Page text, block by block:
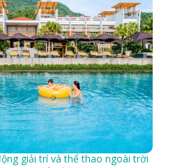
giải trí và thể thao ngoài trời